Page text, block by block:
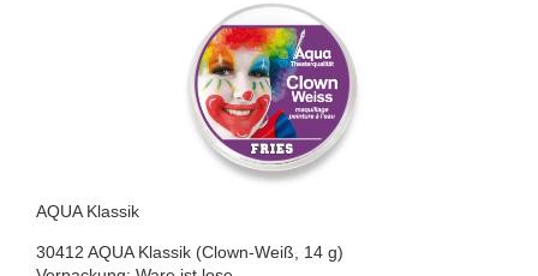
AQUA Klas­sik
30412 AQUA Klas­sik (Clown-​Weiß, 14 g)